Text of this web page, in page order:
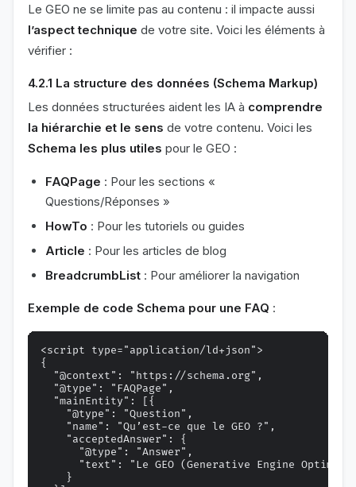
Le GEO ne se limite pas au contenu : il impacte aussi
l’aspect technique de votre site. Voici les éléments à
vérifier :
4.2.1 La structure des données (Schema Markup)
Les données structurées aident les IA à comprendre
la hiérarchie et le sens de votre contenu. Voici les
Schema les plus utiles pour le GEO :
FAQPage : Pour les sections «
Questions/Réponses »
HowTo : Pour les tutoriels ou guides
Article : Pour les articles de blog
BreadcrumbList : Pour améliorer la navigation
Exemple de code Schema pour une FAQ :
<script type="application/ld+json">
{
  "@context": "https://schema.org",
  "@type": "FAQPage",
  "mainEntity": [{
    "@type": "Question",
    "name": "Qu’est-ce que le GEO ?",
    "acceptedAnswer": {
      "@type": "Answer",
"text": "Le GEO (Generative Engine
    }